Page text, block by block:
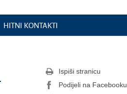
HITNI KONTAKTI
Ispiši stranicu
Podijeli na Facebooku